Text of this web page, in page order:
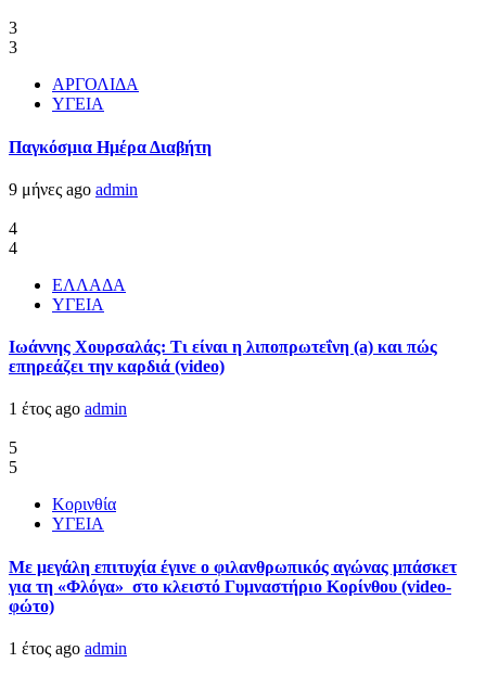
3
3
ΑΡΓΟΛΙΔΑ
ΥΓΕΙΑ
Παγκόσμια Ημέρα Διαβήτη
9 μήνες ago admin
4
4
ΕΛΛΑΔΑ
ΥΓΕΙΑ
Ιωάννης Χουρσαλάς: Τι είναι η λιποπρωτεΐνη (a) και πώς
επηρεάζει την καρδιά (video)
1 έτος ago admin
5
5
Κορινθία
ΥΓΕΙΑ
Με μεγάλη επιτυχία έγινε ο φιλανθρωπικός αγώνας μπάσκετ
για τη «Φλόγα» στο κλειστό Γυμναστήριο Κορίνθου (video-
φώτο)
1 έτος ago admin